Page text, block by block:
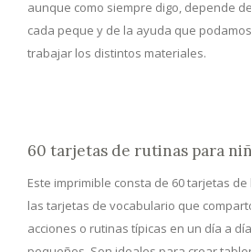
aunque como siempre digo, depende
cada peque y de la ayuda que
trabajar los distintos materiales.
60 tarjetas de rutinas para
Este imprimible consta de 60 tarjetas
las tarjetas de vocabulario que
acciones o rutinas típicas en un día a